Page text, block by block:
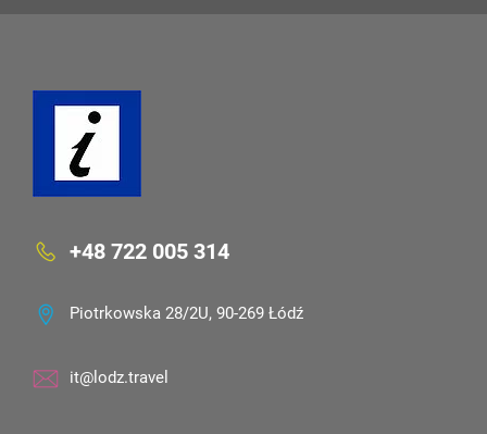
+48 722 005 314
Piotrkowska 28/2U, 90-269 Łódź
it@lodz.travel